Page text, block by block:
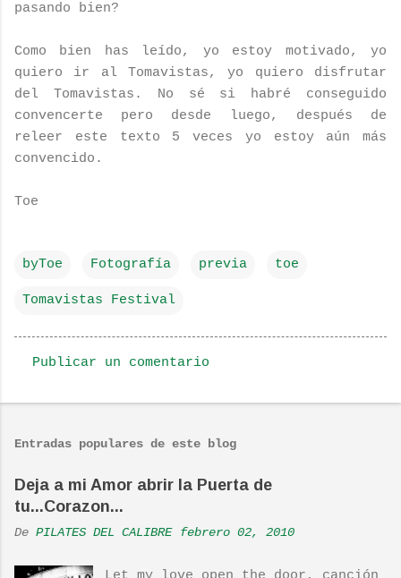
pasando bien?
Como bien has leído, yo estoy motivado, yo
quiero ir al Tomavistas, yo quiero disfrutar
del Tomavistas. No sé si habré conseguido
convencerte pero desde luego, después de
releer este texto 5 veces yo estoy aún más
convencido.
Toe
byToe Fotografía previa toe
Tomavistas Festival
o
n
t
a
Publicar un comentario
Entradas populares de este blog
Deja a mi Amor abrir la Puerta de
tu...Corazon...
De PILATES DEL CALIBRE febrero 02, 2010